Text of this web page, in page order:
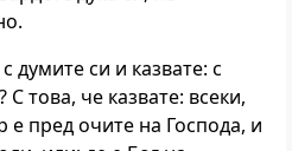
думите си и казвате: с
С това, че казвате: всеки,
е пред очите на Господа, и